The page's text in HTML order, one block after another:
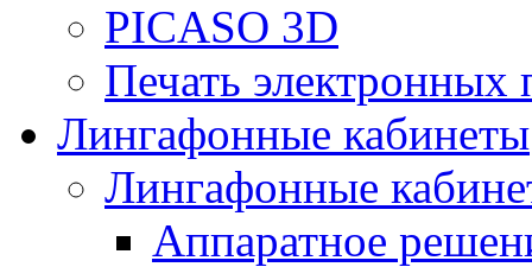
PICASO 3D
Печать электронных
Лингафонные кабинеты
Лингафонные
Аппаратное